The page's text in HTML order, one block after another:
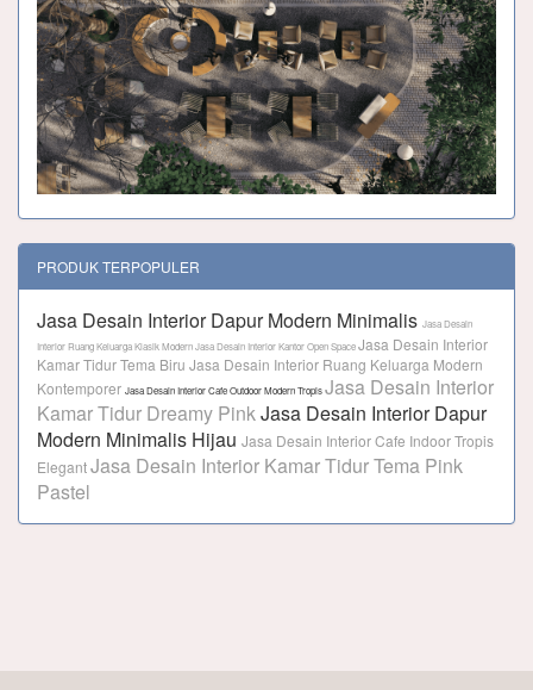
PRODUK TERPOPULER
Jasa Desain Interior Dapur Modern Minimalis Jasa Desain
Interior Ruang Keluarga Klasik ModernJasa Desain Interior Kantor Open SpaceJasa Desain Interior
Kamar Tidur Tema Biru Jasa Desain Interior Ruang Keluarga Modern
Kontemporer Jasa Desain Interior Cafe Outdoor Modern TropisJasa Desain Interior
Kamar Tidur Dreamy PinkJasa Desain Interior Dapur
Modern Minimalis Hijau Jasa Desain Interior Cafe Indoor Tropis
ElegantJasa Desain Interior Kamar Tidur Tema Pink
Pastel